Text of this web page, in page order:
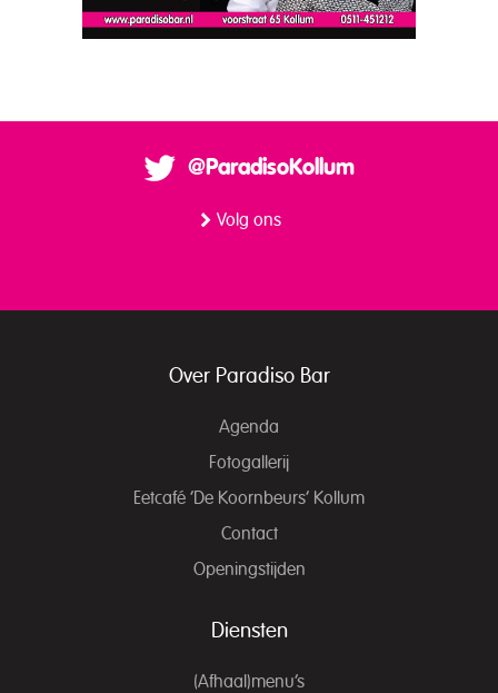
@ParadisoKollum
Volg ons
Over Paradiso Bar
Agenda
Fotogallerij
Eetcafé ‘De Koornbeurs’ Kollum
Contact
Openingstijden
Diensten
(Afhaal)menu’s